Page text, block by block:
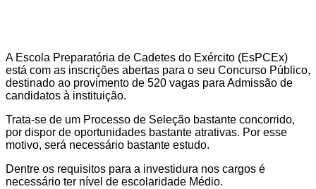
A Escola Preparatória de Cadetes do Exército (EsPCEx)
está com as inscrições abertas para o seu Concurso Público,
destinado ao provimento de 520 vagas para Admissão de
candidatos à instituição.
Trata-se de um Processo de Seleção bastante concorrido,
por dispor de oportunidades bastante atrativas. Por esse
motivo, será necessário bastante estudo.
Dentre os requisitos para a investidura nos cargos é
necessário ter nível de escolaridade Médio.